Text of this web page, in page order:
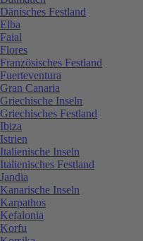
Dänisches Festland
Elba
Faial
Flores
Französisches Festland
Fuerteventura
Gran Canaria
Griechische Inseln
Griechisches Festland
Ibiza
Istrien
Italienische Inseln
Italienisches Festland
Jandia
Kanarische Inseln
Karpathos
Kefalonia
Korfu